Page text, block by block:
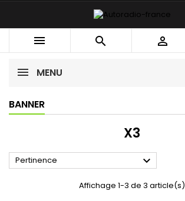
  
MENU
BANNER
X3
Pertinence 
Affichage 1-3 de 3 article(s)